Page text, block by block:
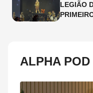
LEGIÃO
ALPHA POD